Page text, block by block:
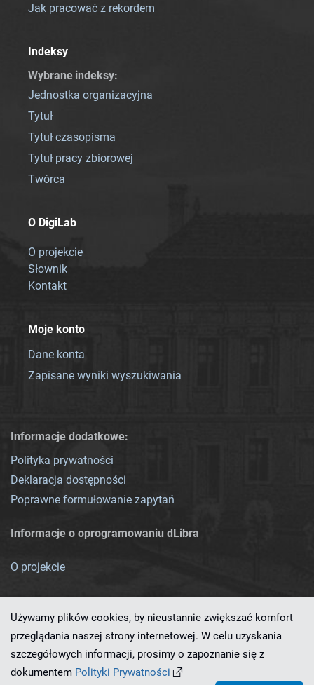
Jak pracować z rekordem
Indeksy
Wybrane indeksy:
Jednostka organizacyjna
Tytuł
Tytuł czasopisma
Tytuł pracy zbiorowej
Twórca
O DigiLab
O projekcie
Słownik
Kontakt
Moje konto
Dane konta
Zapisane wyniki wyszukiwania
Informacje dodatkowe:
Polityka prywatności
Deklaracja dostępności
Poprawne formułowanie zapytań
Informacje o oprogramowaniu dLibra
O projekcie
Ten serwis działa dzięki oprogramowaniu
Używamy plików cookies, by nieustannie zwiększać komfort
przeglądania naszej strony internetowej. W celu uzyskania
szczegółowych informacji, prosimy o zapoznanie się z
dokumentem Polityki Prywatności